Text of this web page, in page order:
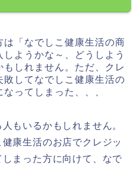
は「なでしこ健康生活の商
ようかな～、どうしよう
しれません。ただ、クレ
敗してなでしこ健康生活の
ってしまった、、、
もいるかもしれません。
康生活のお店でクレジッ
まった方に向けて、なで